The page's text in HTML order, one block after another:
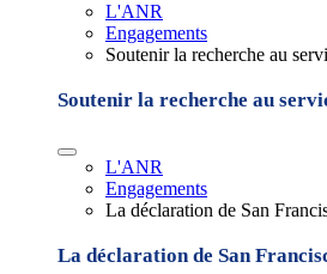
L'ANR
Engagements
Soutenir la recherche au
Soutenir la recherche au
L'ANR
Engagements
La déclaration de San
La déclaration de San